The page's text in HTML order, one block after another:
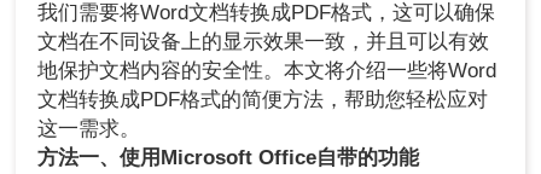
我们需要将Word文档转换成PDF格式，这可以确保
文档在不同设备上的显示效果一致，并且可以有效
地保护文档内容的安全性。本文将介绍一些将Word
文档转换成PDF格式的简便方法，帮助您轻松应对
这一需求。
方法一、使用Microsoft Office自带的功能